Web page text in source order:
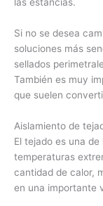
Si no se desea
soluciones más
sellados
También es muy
que suelen
Aislamiento de
El tejado es una
temperaturas
cantidad de calor,
en una importante